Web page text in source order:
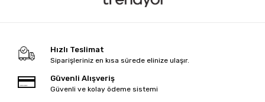
Hızlı Teslimat
Siparişleriniz en kısa sürede elinize ulaşır.
Güvenli Alışveriş
Güvenli ve kolay ödeme sistemi